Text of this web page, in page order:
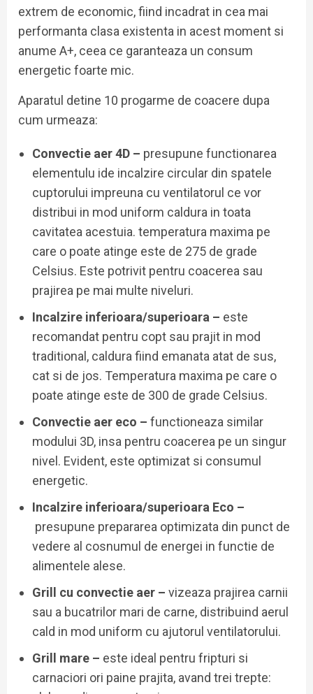
extrem de economic, fiind incadrat in cea mai
performanta clasa existenta in acest moment si
anume A+, ceea ce garanteaza un consum
energetic foarte mic.
Aparatul detine 10 progarme de coacere dupa
cum urmeaza:
Convectie aer 4D – presupune functionarea
elementulu ide incalzire circular din spatele
cuptorului impreuna cu ventilatorul ce vor
distribui in mod uniform caldura in toata
cavitatea acestuia. temperatura maxima pe
care o poate atinge este de 275 de grade
Celsius. Este potrivit pentru coacerea sau
prajirea pe mai multe niveluri.
Incalzire inferioara/superioara – este
recomandat pentru copt sau prajit in mod
traditional, caldura fiind emanata atat de sus,
cat si de jos. Temperatura maxima pe care o
poate atinge este de 300 de grade Celsius.
Convectie aer eco – functioneaza similar
modului 3D, insa pentru coacerea pe un singur
nivel. Evident, este optimizat si consumul
energetic.
Incalzire inferioara/superioara Eco –
presupune prepararea optimizata din punct de
vedere al cosnumul de energei in functie de
alimentele alese.
Grill cu convectie aer – vizeaza prajirea carnii
sau a bucatrilor mari de carne, distribuind aerul
cald in mod uniform cu ajutorul ventilatorului.
Grill mare – este ideal pentru fripturi si
carnaciori ori paine prajita, avand trei trepte: